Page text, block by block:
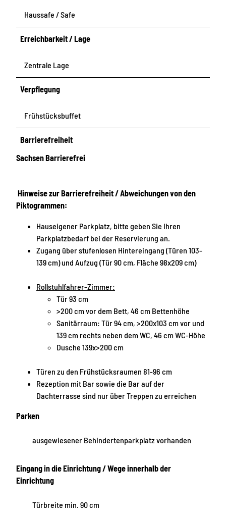
Haussafe / Safe
Erreichbarkeit / Lage
Zentrale Lage
Verpflegung
Frühstücksbuffet
Barrierefreiheit
Sachsen Barrierefrei
Hinweise zur Barrierefreiheit / Abweichungen von den
Piktogrammen:
Hauseigener Parkplatz, bitte geben Sie Ihren
Parkplatzbedarf bei der Reservierung an.
Zugang über stufenlosen Hintereingang (Türen 103-
139 cm) und Aufzug (Tür 90 cm, Fläche 98x209 cm)
Rollstuhlfahrer-Zimmer:
Tür 93 cm
>200 cm vor dem Bett, 46 cm Bettenhöhe
Sanitärraum: Tür 94 cm, >200x103 cm vor und
139 cm rechts neben dem WC, 46 cm WC-Höhe
Dusche 139x>200 cm
Türen zu den Frühstücksraumen 81-96 cm
Rezeption mit Bar sowie die Bar auf der
Dachterrasse sind nur über Treppen zu erreichen
Parken
ausgewiesener Behindertenparkplatz vorhanden
Eingang in die Einrichtung / Wege innerhalb der
Einrichtung
Türbreite min. 90 cm